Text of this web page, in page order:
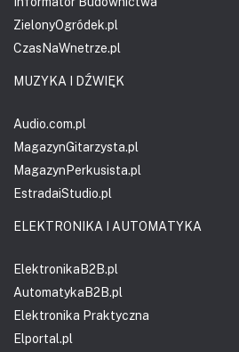
ZielonyOgródek.pl
CzasNaWnetrze.pl
MUZYKA I DŹWIĘK
Audio.com.pl
MagazynGitarzysta.pl
MagazynPerkusista.pl
EstradaiStudio.pl
ELEKTRONIKA I AUTOMATYKA
ElektronikaB2B.pl
AutomatykaB2B.pl
Elektronika Praktyczna
Elportal.pl